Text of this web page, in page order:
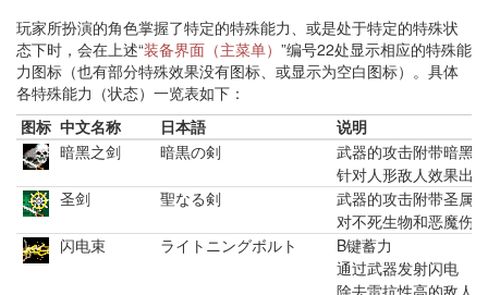
玩家所扮演的角色掌握了特定的特殊能力、或是处于特定的特殊状
态下时，会在上述“装备界面（主菜单） ”编号22处显示相应的特殊能
力图标（也有部分特殊效果没有图标、或显示为空白图标）。具体
各特殊能力（状态）一览表如下：
图标 中文名称 日本語
说明
暗黑之剑
暗黒の剣
武器的攻击附带暗黑
针对人形敌人效果出
圣剑
聖なる剣
武器的攻击附带圣属性
对不死生物和恶魔伤
闪电束
ライトニングボルト
B键蓄力
通过武器发射闪电